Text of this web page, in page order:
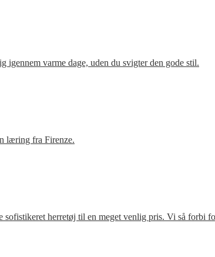
varme dage, uden du svigter den gode stil.
læring fra Firenze.
herretøj til en meget venlig pris. Vi så forbi